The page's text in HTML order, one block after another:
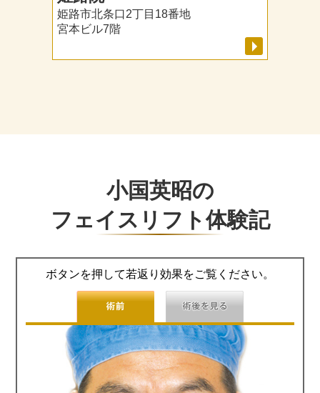
姫路市北条口2丁目18番地
宮本ビル7階
小国英昭の
フェイスリフト体験記
ボタンを押して若返り効果をご覧ください。